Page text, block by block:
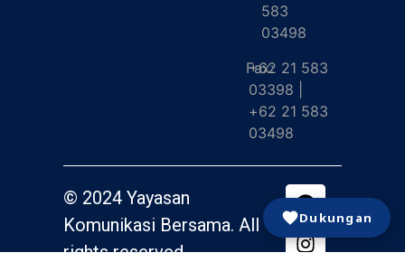
583
03498
Fax:
+62 21 583
03398 |
+62 21 583
03498
© 2024 Yayasan
Komunikasi Bersama. All
rights reserved.
Dukungan